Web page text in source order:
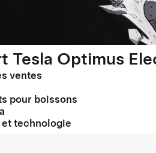
Tesla Optimus
ventes
pour boissons
technologie